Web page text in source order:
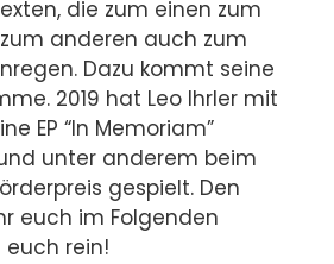
die zum einen zum
anderen auch zum
Dazu kommt seine
2019 hat Leo Ihrler mit
EP “In Memoriam”
unter anderem beim
gespielt. Den
euch im Folgenden
euch rein!